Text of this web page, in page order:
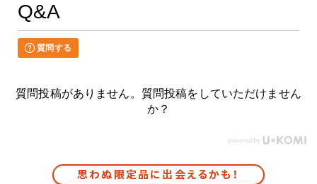
Q&A
質問する
質問投稿がありません。質問投稿をしていただけません
か？
思わぬ限定品に出会えるかも！